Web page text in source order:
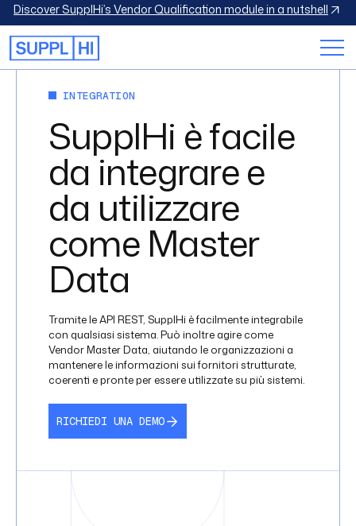
Discover SupplHi’s Vendor Qualification module in a nutshell
INTEGRATION
SupplHi è facile
da integrare e
da utilizzare
come Master
Data
Tramite le API REST, SupplHi è facilmente integrabile
con qualsiasi sistema. Può inoltre agire come
Vendor Master Data, aiutando le organizzazioni a
mantenere le informazioni sui fornitori strutturate,
coerenti e pronte per essere utilizzate su più sistemi.
RICHIEDI UNA DEMO